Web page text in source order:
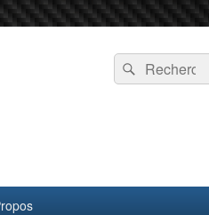
Recherche :
Rechercher